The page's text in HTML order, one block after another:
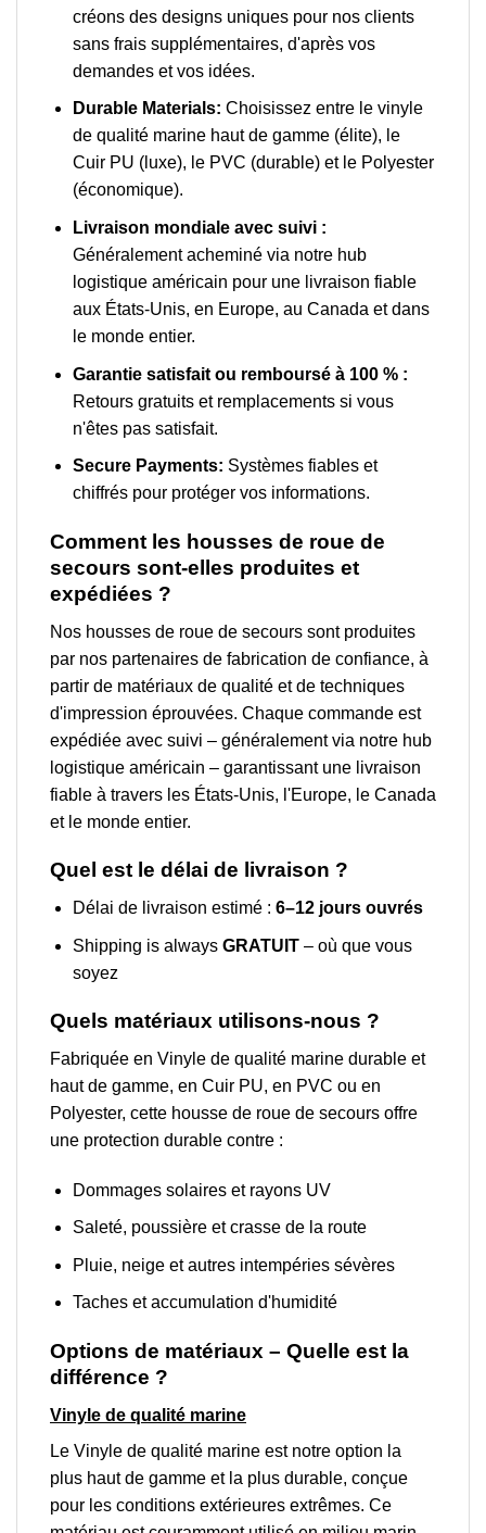
créons des designs uniques pour nos clients
sans frais supplémentaires, d'après vos
demandes et vos idées.
Durable Materials: Choisissez entre le vinyle
de qualité marine haut de gamme (élite), le
Cuir PU (luxe), le PVC (durable) et le Polyester
(économique).
Livraison mondiale avec suivi :
Généralement acheminé via notre hub
logistique américain pour une livraison fiable
aux États-Unis, en Europe, au Canada et dans
le monde entier.
Garantie satisfait ou remboursé à 100 % :
Retours gratuits et remplacements si vous
n'êtes pas satisfait.
Secure Payments: Systèmes fiables et
chiffrés pour protéger vos informations.
Comment les housses de roue de
secours sont-elles produites et
expédiées ?
Nos housses de roue de secours sont produites
par nos partenaires de fabrication de confiance, à
partir de matériaux de qualité et de techniques
d'impression éprouvées. Chaque commande est
expédiée avec suivi – généralement via notre hub
logistique américain – garantissant une livraison
fiable à travers les États-Unis, l'Europe, le Canada
et le monde entier.
Quel est le délai de livraison ?
Délai de livraison estimé : 6–12 jours ouvrés
Shipping is always GRATUIT– où que vous
soyez
Quels matériaux utilisons-nous ?
Fabriquée en Vinyle de qualité marine durable et
haut de gamme, en Cuir PU, en PVC ou en
Polyester, cette housse de roue de secours offre
une protection durable contre :
Dommages solaires et rayons UV
Saleté, poussière et crasse de la route
Pluie, neige et autres intempéries sévères
Taches et accumulation d'humidité
Options de matériaux – Quelle est la
différence ?
Vinyle de qualité marine
Le Vinyle de qualité marine est notre option la
plus haut de gamme et la plus durable, conçue
pour les conditions extérieures extrêmes. Ce